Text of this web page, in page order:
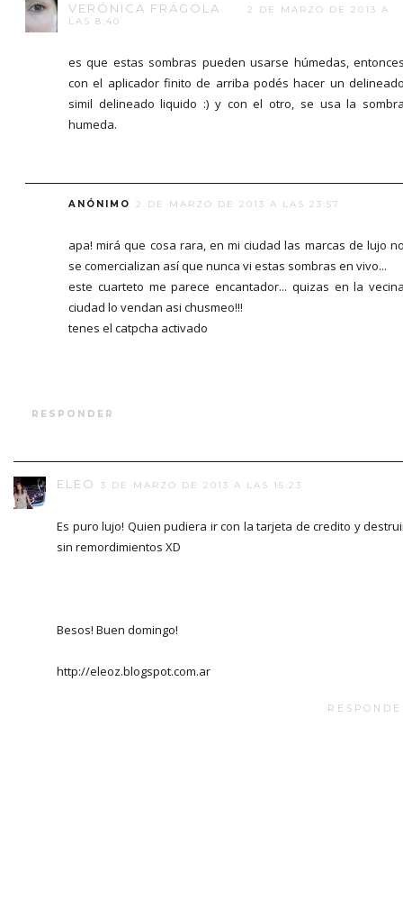
VERÓNICA FRÁGOLA
2 DE MARZO DE 2013 A
LAS 8:40
es que estas sombras pueden usarse húmedas,
con el aplicador finito de arriba podés hacer un
simil delineado liquido :) y con el otro, se usa la
humeda.
ANÓNIMO 2 DE MARZO DE 2013 A LAS 23:57
apa! mirá que cosa rara, en mi ciudad las marcas de lujo
se comercializan así que nunca vi estas sombras en vivo...
este cuarteto me parece encantador... quizas en la
ciudad lo vendan asi chusmeo!!!
tenes el catpcha activado
RESPONDER
ELEO 3 DE MARZO DE 2013 A LAS 15:23
Es puro lujo! Quien pudiera ir con la tarjeta de credito y
sin remordimientos XD
Besos! Buen domingo!
http://eleoz.blogspot.com.ar